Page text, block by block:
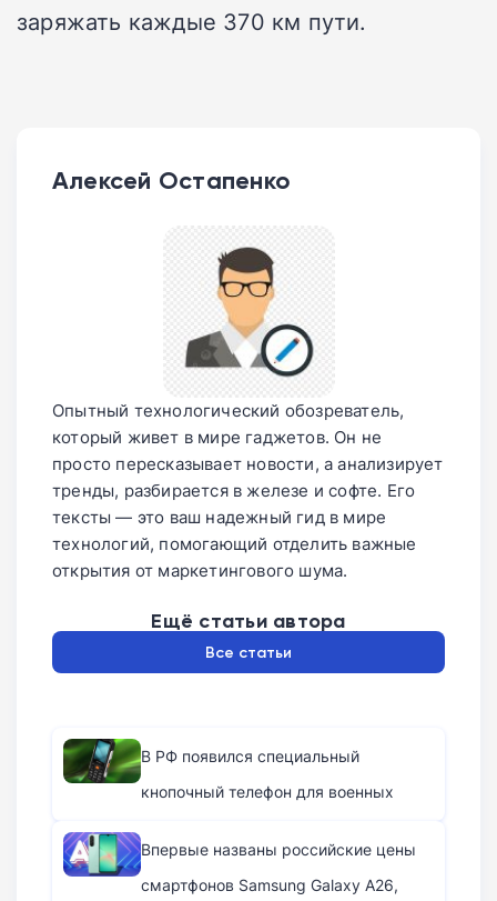
заряжать каждые 370 км пути.
Алексей Остапенко
Опытный технологический обозреватель,
который живет в мире гаджетов. Он не
просто пересказывает новости, а анализирует
тренды, разбирается в железе и софте. Его
тексты — это ваш надежный гид в мире
технологий, помогающий отделить важные
открытия от маркетингового шума.
Ещё статьи автора
Все статьи
В РФ появился специальный
кнопочный телефон для военных
Впервые названы российские цены
смартфонов Samsung Galaxy A26,